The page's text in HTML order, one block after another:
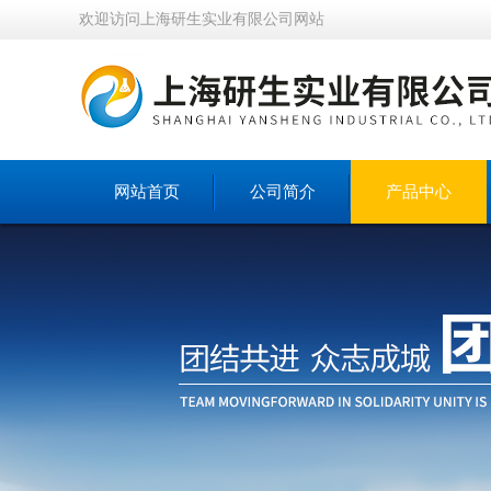
欢迎访问上海研生实业有限公司网站
网站首页 公司简介 产品中心